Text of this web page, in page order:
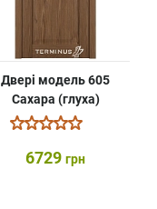
Двері модель 605
Сахара (глуха)
6729 грн